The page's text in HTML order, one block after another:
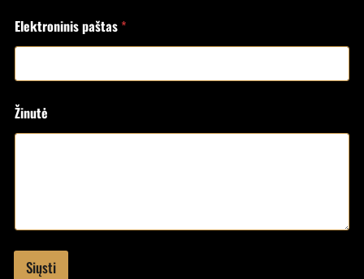
Elektroninis paštas *
Žinutė
Siųsti